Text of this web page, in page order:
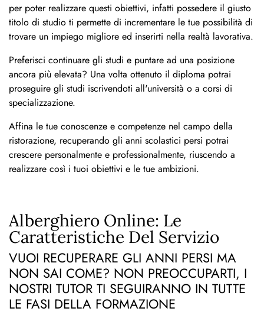
per poter realizzare questi obiettivi, infatti possedere il giusto
titolo di studio ti permette di incrementare le tue possibilità di
trovare un impiego migliore ed inserirti nella realtà lavorativa.
Preferisci continuare gli studi e puntare ad una posizione
ancora più elevata? Una volta ottenuto il diploma potrai
proseguire gli studi iscrivendoti all'università o a corsi di
specializzazione.
Affina le tue conoscenze e competenze nel campo della
ristorazione, recuperando gli anni scolastici persi potrai
crescere personalmente e professionalmente, riuscendo a
realizzare così i tuoi obiettivi e le tue ambizioni.
Alberghiero Online: Le
Caratteristiche Del Servizio
VUOI RECUPERARE GLI ANNI PERSI MA
NON SAI COME? NON PREOCCUPARTI, I
NOSTRI TUTOR TI SEGUIRANNO IN TUTTE
LE FASI DELLA FORMAZIONE